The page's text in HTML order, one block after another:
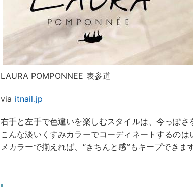
LAURA POMPONNEE 表参道
via itnail.jp
右手と左手で色違いを楽しむスタイルは、今っぽ
こんな淡いくすみカラーでコーディネートするの
メカラーで揃えれば、“きちんと感”もキープできま